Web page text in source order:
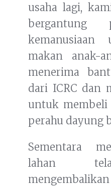
usaha lagi,
bergantung
kemanusiaan
makan anak-
menerima
dari ICRC dan
untuk
perahu dayung
Sementara
lahan